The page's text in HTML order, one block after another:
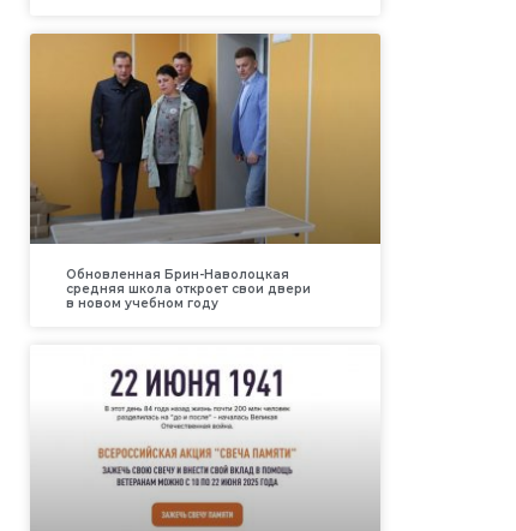
Обновленная Брин-Наволоцкая
средняя школа откроет свои двери
в новом учебном году